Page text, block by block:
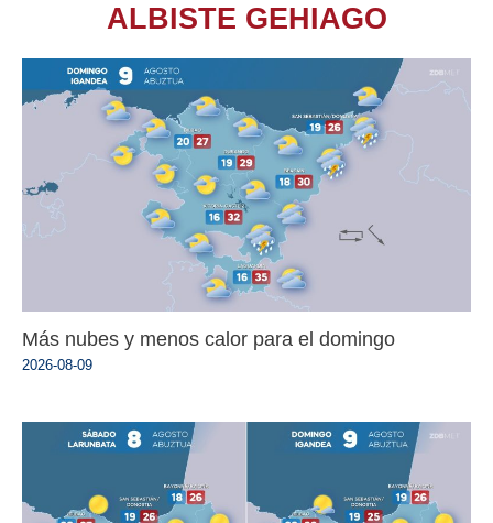
ALBISTE GEHIAGO
Más nubes y menos calor para el domingo
2026-08-09